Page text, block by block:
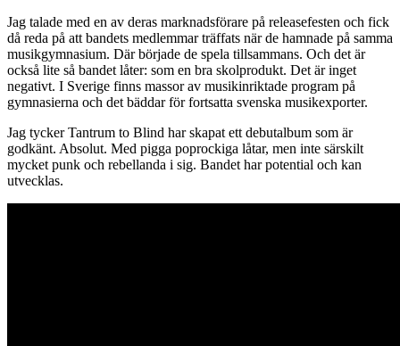
Jag talade med en av deras marknadsförare på releasefesten och fick
då reda på att bandets medlemmar träffats när de hamnade på samma
musikgymnasium. Där började de spela tillsammans. Och det är
också lite så bandet låter: som en bra skolprodukt. Det är inget
negativt. I Sverige finns massor av musikinriktade program på
gymnasierna och det bäddar för fortsatta svenska musikexporter.
Jag tycker Tantrum to Blind har skapat ett debutalbum som är
godkänt. Absolut. Med pigga poprockiga låtar, men inte särskilt
mycket punk och rebellanda i sig. Bandet har potential och kan
utvecklas.